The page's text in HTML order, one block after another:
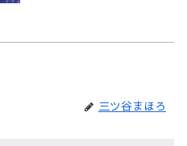
三ツ谷まほろ